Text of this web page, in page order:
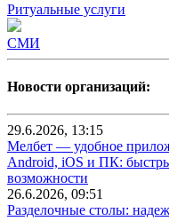
Ритуальные услуги
СМИ
Новости организаций:
29.6.2026, 13:15
Мелбет — удобное
Android, iOS и ПК:
возможности
26.6.2026, 09:51
Разделочные столы: